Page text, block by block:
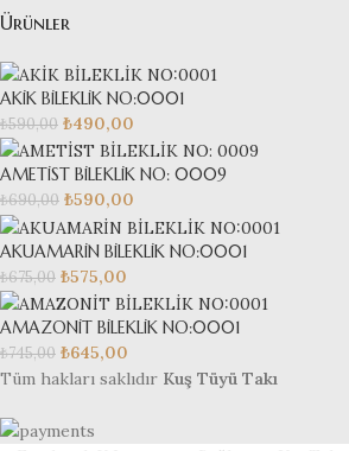
Ürünler
AKİK BİLEKLİK NO:0001
₺590,00 ₺490,00
AMETİST BİLEKLİK NO: 0009
₺690,00 ₺590,00
AKUAMARİN BİLEKLİK NO:0001
₺675,00 ₺575,00
AMAZONİT BİLEKLİK NO:0001
₺745,00 ₺645,00
Tüm hakları saklıdır Kuş Tüyü Takı